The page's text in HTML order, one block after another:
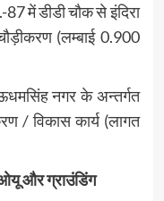
में डीडी चौक से इंदिरा
(लम्बाई 0.900
नगर के अन्तर्गत
/ विकास कार्य (लागत
और ग्राउंडिंग